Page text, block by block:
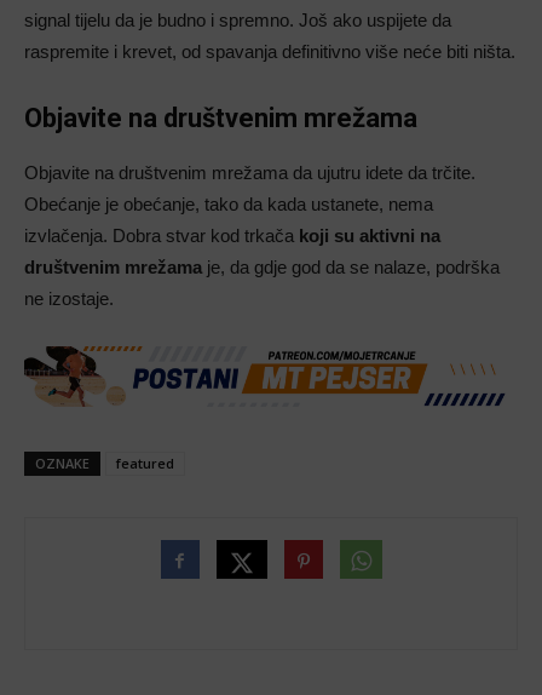
signal tijelu da je budno i spremno. Još ako uspijete da
raspremite i krevet, od spavanja definitivno više neće biti ništa.
Objavite na društvenim mrežama
Objavite na društvenim mrežama da ujutru idete da trčite.
Obećanje je obećanje, tako da kada ustanete, nema
izvlačenja. Dobra stvar kod trkača koji su aktivni na
društvenim mrežama je, da gdje god da se nalaze, podrška
ne izostaje.
OZNAKE featured